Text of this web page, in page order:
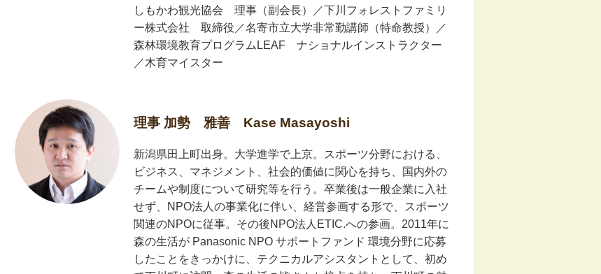
しもかわ観光協会 理事（副会長）／下川フォレストファミリ
ー株式会社 取締役／名寄市立大学非常勤講師（特命教授）／
森林環境教育プログラムLEAF ナショナルインストラクター
／木育マイスター
理事 加勢 雅善 Kase Masayoshi
新潟県田上町出身。大学進学で上京。スポーツ分野における、
ビジネス、マネジメント、社会的価値に関心を持ち、国内外の
チームや制度について研究等を行う。卒業後は一般企業に入社
せず、NPO法人の事業化に伴い、経営参画する形で、スポーツ
関連のNPOに従事。その後NPO法人ETIC.への参画。2011年に
森の生活が Panasonic NPO サポートファンド 環境分野に応募
したことをきっかけに、テクニカルアシスタントとして、初め